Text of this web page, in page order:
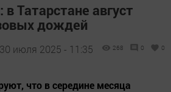
Татарстане август
дождей
30 июля 2025 - 11:35 268 0 0
что в середине месяца